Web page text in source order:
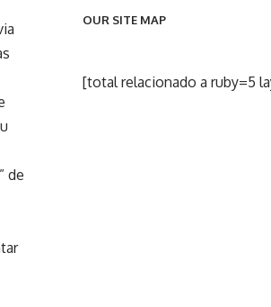
de
OUR SITE MAP
[total relacionado a ruby=5